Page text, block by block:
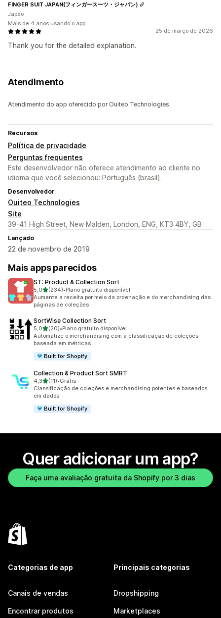
25 de março de 2026
Thank you for the detailed explanation.
FINGER SUIT JAPAN(フィンガースーツ・ジャパン)
Japão
Mais de 4 anos usando o app
Atendimento
Atendimento do app oferecido por Ouiteo Technologies.
Recursos
Política de privacidade
Perguntas frequentes
Este desenvolvedor não oferece atendimento ao cliente no
idioma que você selecionou: Português (brasil).
Desenvolvedor
Ouiteo Technologies
Site
39-41 High Street, New Malden, London, ENG, KT3 4BY, GB
Lançado
22 de novembro de 2019
Mais apps parecidos
ST: Product & Collection Sort
5,0de 5 estrelas
(234)
234 avaliações ao todo
•Plano gratuito disponível
Aumente a receita por meio da ordenação e do merchandising das
páginas de coleções
SortWise Collection Sort
5,0de 5 estrelas
(20)
20 avaliações ao todo
•Plano gratuito disponível
Automatize o merchandising com a classificação de coleções
baseada em métricas
Built for Shopify
Collection & Product Sort SMRT
4,3de 5 estrelas
(11)
11 avaliações ao todo
•Grátis
Classificação de coleções e merchandising potentes e baseados
em dados
Built for Shopify
Quer adicionar um app?
Faça uma avaliação gratuita da Shopify por 3 dias
Categorias de app
Canais de vendas
Encontrar produtos
Principais categorias
Dropshipping
Marketplaces